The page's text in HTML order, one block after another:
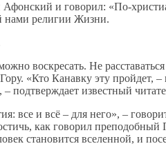
и говорил: «По-
нами религии Жизни.
воскресать. Не
«Кто Канавку эту пройдет,
известный
все и всё – для него», –
как говорил
становится вселенной, и